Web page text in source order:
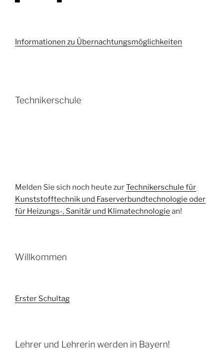
Informationen zu Übernachtungsmöglichkeiten
Technikerschule
Melden Sie sich noch heute zurTechnikerschule für
Kunststofftechnik und Faserverbundtechnologie oder
für Heizungs-, Sanitär und Klimatechnologie an!
Willkommen
Erster Schultag
Lehrer und Lehrerin werden in Bayern!